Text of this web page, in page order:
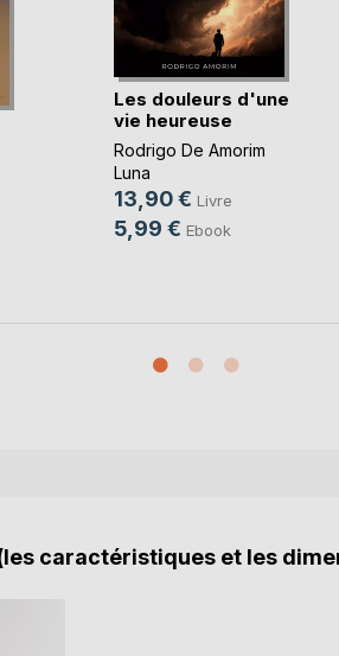
Les douleurs d'une
vie heureuse
Rodrigo De Amorim
Luna
13,90 € Livre
5,99 € Ebook
caractéristiques et les